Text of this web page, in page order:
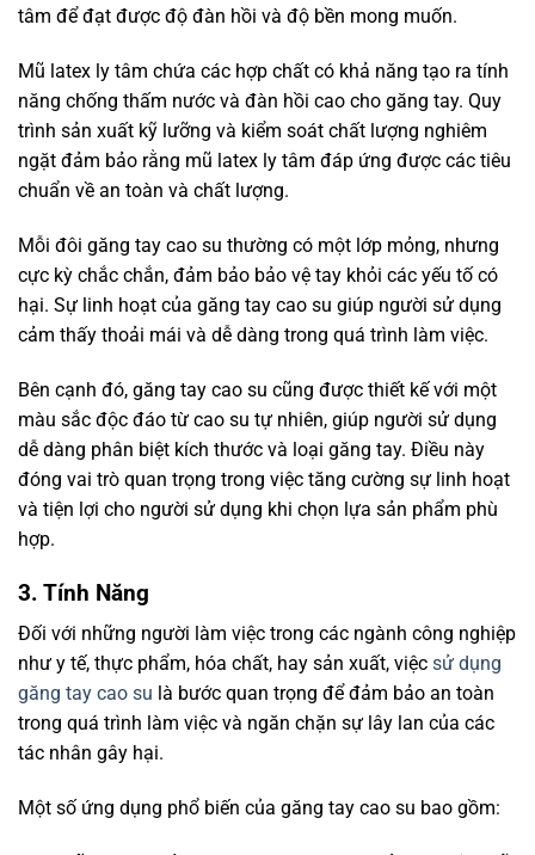
tâm để đạt được độ đàn hồi và độ bền mong muốn.
Mũ latex ly tâm chứa các hợp chất có khả năng tạo ra tính
năng chống thấm nước và đàn hồi cao cho găng tay. Quy
trình sản xuất kỹ lưỡng và kiểm soát chất lượng nghiêm
ngặt đảm bảo rằng mũ latex ly tâm đáp ứng được các tiêu
chuẩn về an toàn và chất lượng.
Mỗi đôi găng tay cao su thường có một lớp mỏng, nhưng
cực kỳ chắc chắn, đảm bảo bảo vệ tay khỏi các yếu tố có
hại. Sự linh hoạt của găng tay cao su giúp người sử dụng
cảm thấy thoải mái và dễ dàng trong quá trình làm việc.
Bên cạnh đó, găng tay cao su cũng được thiết kế với một
màu sắc độc đáo từ cao su tự nhiên, giúp người sử dụng
dễ dàng phân biệt kích thước và loại găng tay. Điều này
đóng vai trò quan trọng trong việc tăng cường sự linh hoạt
và tiện lợi cho người sử dụng khi chọn lựa sản phẩm phù
hợp.
3. Tính Năng
Đối với những người làm việc trong các ngành công nghiệp
như y tế, thực phẩm, hóa chất, hay sản xuất, việc sử dụng
găng tay cao su là bước quan trọng để đảm bảo an toàn
trong quá trình làm việc và ngăn chặn sự lây lan của các
tác nhân gây hại.
Một số ứng dụng phổ biến của găng tay cao su bao gồm: